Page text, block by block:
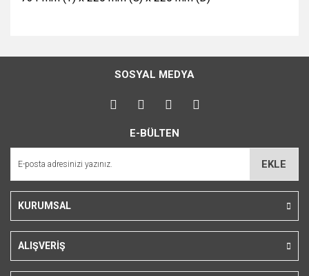
konularda yetersiz gördüğünüz noktaları öneri formunu
kullanarak tarafımıza iletebilirsiniz.
Görüş ve önerileriniz için teşekkür ederiz.
Ürün açıklamasında eksik bilgiler bulunuyor.
Bu ürüne benzer farklı alternatifler olmalı.
SOSYAL MEDYA
E-BÜLTEN
EKLE
KURUMSAL
ALIŞVERİŞ